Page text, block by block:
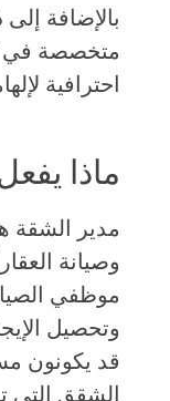
بالإضافة
متخصصة في
احترافية
ماذا
مدير الشقة
وصيانة
موظفي
وتحصيل
قد يكونون
الشقق التي